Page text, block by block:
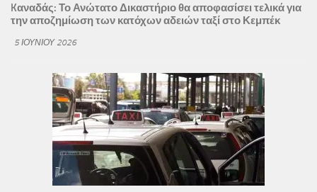
Kαναδάς: Το Ανώτατο Δικαστήριο θα αποφασίσει τελικά για
την αποζημίωση των κατόχων αδειών ταξί στο Κεμπέκ
5 ΙΟΥΝΊΟΥ 2026